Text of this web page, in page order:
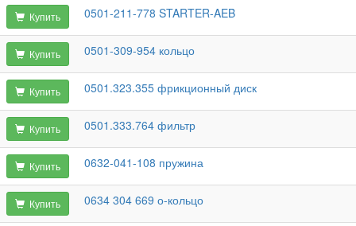
Купить 0501-211-778 STARTER-AEB
Купить 0501-309-954 кольцо
Купить 0501.323.355 фрикционный диск
Купить 0501.333.764 фильтр
Купить 0632-041-108 пружина
Купить 0634 304 669 о-кольцо